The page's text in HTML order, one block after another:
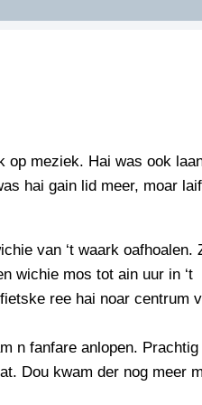
op meziek. Hai was ook
hai gain lid meer, moar
van ‘t waark oafhoalen.
wichie mos tot ain uur in ‘t
ree hai noar centrum
n fanfare anlopen. Prachtig
Dou kwam der nog meer